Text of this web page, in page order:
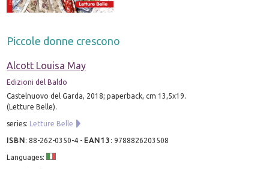
Piccole donne crescono
Alcott Louisa May
Edizioni del Baldo
Castelnuovo del Garda, 2018; paperback, cm 13,5x19.
(Letture Belle).
series: Letture Belle
ISBN:88-262-0350-4 - EAN13 :9788826203508
Languages: